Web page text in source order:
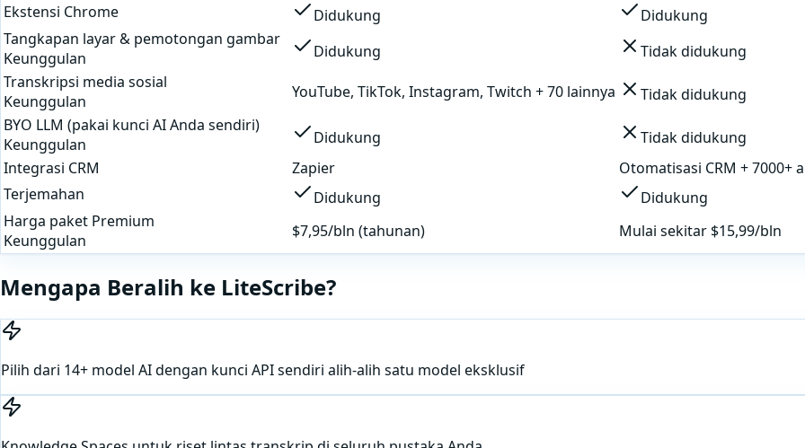
Ekstensi Chrome
Didukung
Didukung
Tangkapan layar & pemotongan gambar
Keunggulan
Didukung
Tidak didukung
Transkripsi media sosial
Keunggulan
YouTube, TikTok, Instagram, Twitch + 70 lainnya
Tidak didukung
BYO LLM (pakai kunci AI Anda sendiri)
Keunggulan
Didukung
Tidak didukung
Integrasi CRM
Zapier
Otomatisasi CRM + 7000+
Terjemahan
Didukung
Didukung
Harga paket Premium
Keunggulan
$7,95/bln (tahunan) Mulai sekitar $15,99/bln
Mengapa Beralih ke LiteScribe?
Pilih dari 14+ model AI dengan kunci API sendiri alih-alih satu model eksklusif